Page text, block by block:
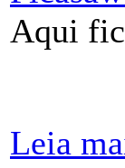
Aqui
Leia